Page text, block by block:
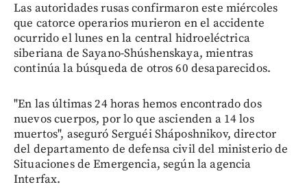
Las autoridades rusas confirmaron este miércoles
que catorce operarios murieron en el accidente
ocurrido el lunes en la central hidroeléctrica
siberiana de Sayano-Shúshenskaya, mientras
continúa la búsqueda de otros 60 desaparecidos.
"En las últimas 24 horas hemos encontrado dos
nuevos cuerpos, por lo que ascienden a 14 los
muertos", aseguró Serguéi Sháposhnikov, director
del departamento de defensa civil del ministerio de
Situaciones de Emergencia, según la agencia
Interfax.